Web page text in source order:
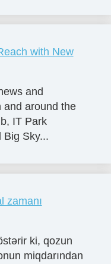
with New
and
and around the
IT Park
Big Sky...
zamanı
ki, qozun
miqdarından